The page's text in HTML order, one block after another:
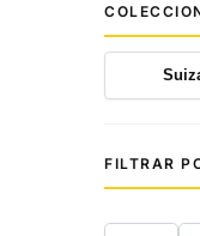
FILTRAR